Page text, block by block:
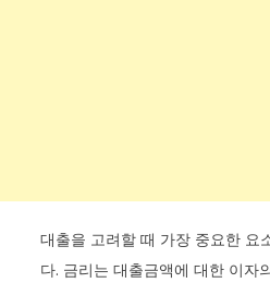
대출을 고려할 때 가장 중요한 요
다. 금리는 대출금액에 대한 이자